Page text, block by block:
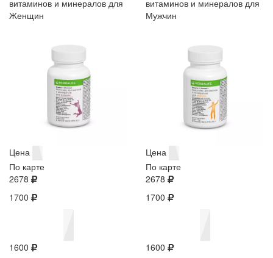
витаминов и минералов для
Женщин
Цена
По карте
2678
1700
1600
витаминов и минералов для
Мужчин
Цена
По карте
2678
1700
1600